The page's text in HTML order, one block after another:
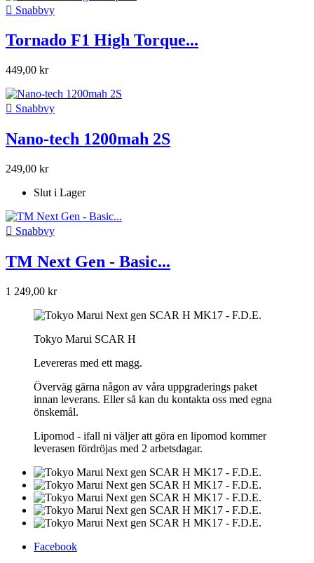
 Snabbvy
Tornado F1 High Torque...
449,00 kr
 Snabbvy
Nano-tech 1200mah 2S
249,00 kr
Slut i Lager
 Snabbvy
TM Next Gen - Basic...
1 249,00 kr
Tokyo Marui SCAR H
Levereras med ett magg.
Överväg gärna någon av våra uppgraderings paket
innan leverans. Eller så kan du kontakta oss med egna
önskemål.
Lipomod - ifall ni väljer att göra en lipomod kommer
leverasen fördröjas med 2 arbetsdagar.
Facebook